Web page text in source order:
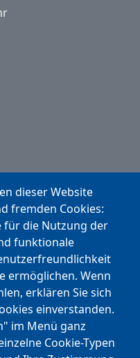
dieser Website
fremden Cookies:
für die Nutzung der
funktionale
ermöglichen. Wenn
erklären Sie sich
einverstanden.
im Menü ganz
Cookie-Typen
Trasparente
und Resilienz